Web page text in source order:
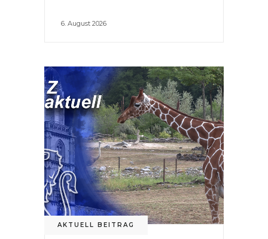
6. August 2026
AKTUELL BEITRAG